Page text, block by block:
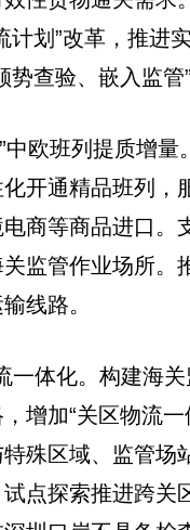
计划”改革，推进
查验、嵌入监管”
中欧班列提质增量
开通精品班列，
商等商品进口。
监管作业场所。
线路。
一体化。构建海
增加“关区物流一
殊区域、监管场
点探索推进跨关